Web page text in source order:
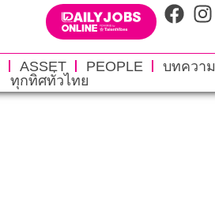
ASSET PEOPLE บทความ
ทุกทิศทั่วไทย